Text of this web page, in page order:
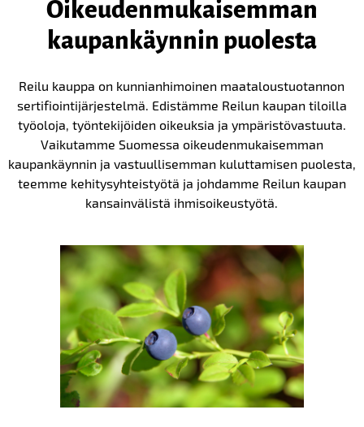
Oikeuden­mukaisemman
kaupan­käynnin puolesta
Reilu kauppa on kunnianhimoinen maataloustuotannon
sertifiointijärjestelmä. Edistämme Reilun kaupan tiloilla
työoloja, työntekijöiden oikeuksia ja ympäristövastuuta.
Vaikutamme Suomessa oikeudenmukaisemman
kaupankäynnin ja vastuullisemman kuluttamisen puolesta,
teemme kehitysyhteistyötä ja johdamme Reilun kaupan
kansainvälistä ihmisoikeustyötä.